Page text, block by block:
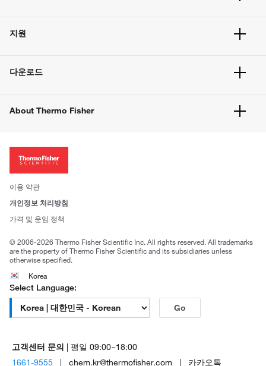
주문 방법
벌크 주문
지원
고객 센터
웹사이트 개선사항
다운로드
About Thermo Fisher
투자자
사회적 책임
브랜드
이용 약관
개인정보 처리방침
가격 및 운임 정책
© 2006-2026 Thermo Fisher Scientific Inc. All rights reserved. All trademarks
are the property of Thermo Fisher Scientific and its subsidiaries unless
otherwise specified.
Korea
Select Language:
Go
고객센터 문의 | 평일 09:00~18:00
1661-9555 | chem.kr@thermofisher.com | 카카오톡